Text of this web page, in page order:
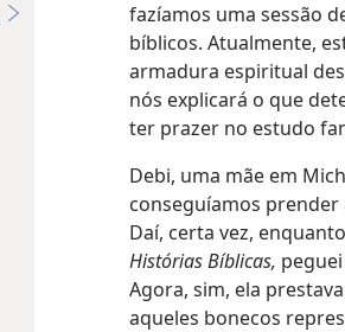
fazíamos uma sessão
bíblicos. Atualmente,
armadura espiritual
nós explicará o que
ter prazer no estudo
Debi, uma mãe em
conseguíamos prender
Daí, certa vez,
Histórias Bíblicas,
Agora, sim, ela
aqueles bonecos